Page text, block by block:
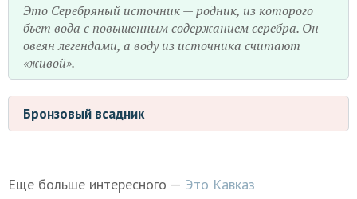
Это Серебряный источник — родник, из которого
бьет вода с повышенным содержанием серебра. Он
овеян легендами, а воду из источника считают
«живой».
Бронзовый всадник
Еще больше интересного — Это Кавказ